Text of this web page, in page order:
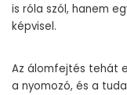
is róla szól, hanem
képvisel.
Az álomfejtés tehát
a nyomozó, és a